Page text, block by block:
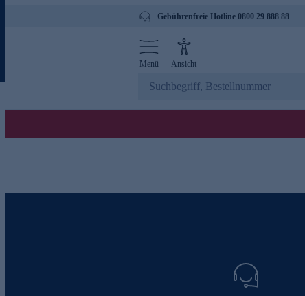
Gebührenfreie Hotline 0800 29 888 88
Menü Ansicht